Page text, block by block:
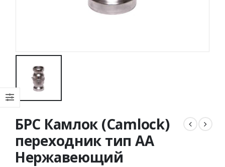
БРС Камлок (Camlock)
переходник тип AA
Нержавеющий